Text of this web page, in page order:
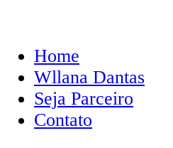
Home
Wllana Dantas
Seja Parceiro
Contato